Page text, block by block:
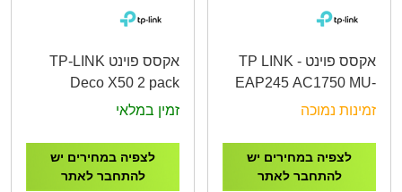
אקסס פוינט - TP LINK
EAP245 AC1750 MU-
MIMO
זמינות נמוכה
לצפיה במחירים יש
להתחבר לאתר
אקסס פוינט TP-LINK
Deco X50 2 pack
AX3000 Whole Home
זמין במלאי
לצפיה במחירים יש
להתחבר לאתר